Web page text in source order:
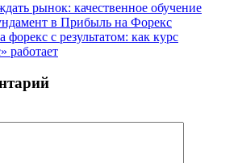
рынок: качественное обучение
в Прибыль на Форекс
форекс с результатом: как курс
работает